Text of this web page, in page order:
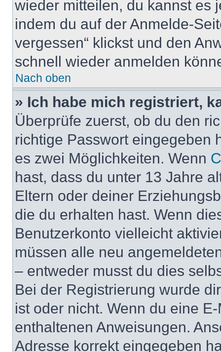
wieder mitteilen, du kannst es
indem du auf der Anmelde-
vergessen“ klickst und den
schnell wieder anmelden
Nach oben
» Ich habe mich registriert,
Überprüfe zuerst, ob du den
richtige Passwort eingegeben
es zwei Möglichkeiten. Wenn
hast, dass du unter 13 Jahre
Eltern oder deiner
die du erhalten hast. Wenn
Benutzerkonto vielleicht
müssen alle neu
– entweder musst du dies
Bei der Registrierung wurde
ist oder nicht. Wenn du eine
enthaltenen Anweisungen.
Adresse korrekt eingegeben